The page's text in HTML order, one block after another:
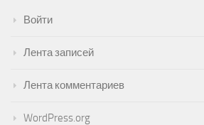
Войти
Лента записей
Лента комментариев
WordPress.org